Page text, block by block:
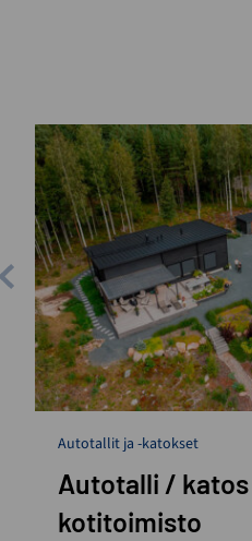
Autotallit ja -katokset
Autotalli /
kotitoimisto